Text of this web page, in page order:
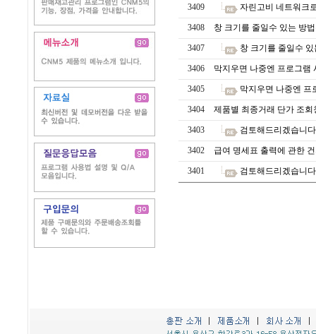
3409 자린고비 네트워크
3408 창 크기를 줄일수 있는 방
3407 창 크기를 줄일수
3406 막지우면 나중엔 프로그램
3405 막지우면 나중엔 프
3404 제품별 최종거래 단가 조
3403 검토해드리겠습니
3402 급여 명세표 출력에 관한
3401 검토해드리겠습니